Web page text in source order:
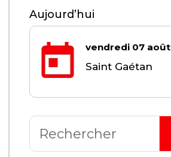
Aujourd’hui
vendredi 07 août
Saint Gaétan